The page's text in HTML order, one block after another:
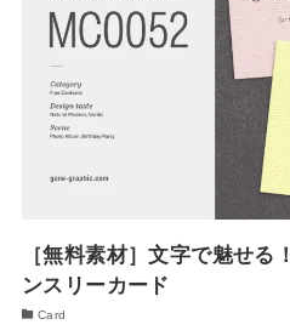
［無料素材］文字で魅せる
ンスリーカード
Card